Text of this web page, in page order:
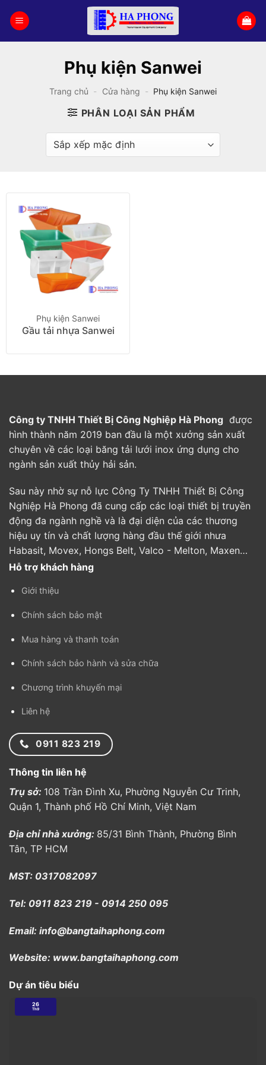
qua
Phụ kiện Sanwei
Trang chủ - Cửa hàng - Phụ kiện Sanwei
PHÂN LOẠI SẢN PHẨM
Phụ kiện Sanwei
Gầu tải nhựa Sanwei
Công ty TNHH Thiết Bị Công Nghiệp Hà Phong được
hình thành năm 2019 ban đầu là một xưởng sản xuất
chuyên về các loại băng tải lưới inox ứng dụng cho
ngành sản xuất thủy hải sản.
Sau này nhờ sự nỗ lực Công Ty TNHH Thiết Bị Công
Nghiệp Hà Phong đã cung cấp các loại thiết bị truyền
động đa ngành nghề và là đại diện của các thương
hiệu uy tín và chất lượng hàng đầu thế giới nhưa
Habasit, Movex, Hongs Belt, Valco - Melton, Maxen…
Hỗ trợ khách hàng
Giới thiệu
Chính sách bảo mật
Mua hàng và thanh toán
Chính sách bảo hành và sửa chữa
Chương trình khuyến mại
Liên hệ
0911 823 219
Thông tin liên hệ
Trụ sở: 108 Trần Đình Xu, Phường Nguyễn Cư Trinh,
Quận 1, Thành phố Hồ Chí Minh, Việt Nam
Địa chỉ nhà xưởng: 85/31 Bình Thành, Phường Bình
Tân, TP HCM
MST: 0317082097
Tel: 0911 823 219 - 0914 250 095
Email: info@bangtaihaphong.com
Website: www.bangtaihaphong.com
Dự án tiêu biểu
26
Th9